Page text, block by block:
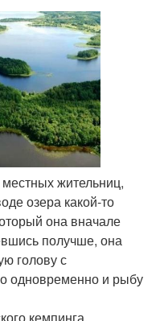
жительниц,
озера какой-то
она вначале
получше, она
голову с
одновременно и рыбу
кемпинга,